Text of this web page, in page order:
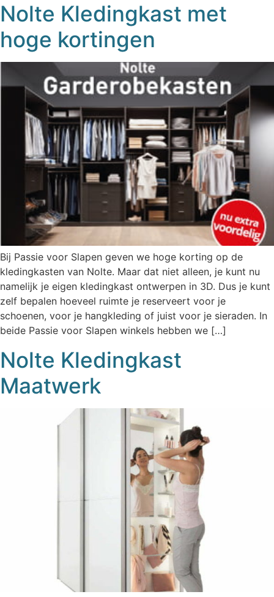
Nolte Kledingkast met
hoge kortingen
Bij Passie voor Slapen geven we hoge korting op de
kledingkasten van Nolte. Maar dat niet alleen, je kunt nu
namelijk je eigen kledingkast ontwerpen in 3D. Dus je kunt
zelf bepalen hoeveel ruimte je reserveert voor je
schoenen, voor je hangkleding of juist voor je sieraden. In
beide Passie voor Slapen winkels hebben we […]
Nolte Kledingkast
Maatwerk